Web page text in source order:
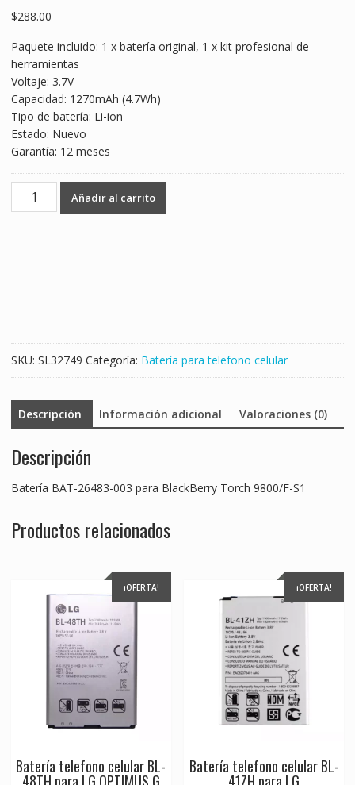
$288.00
Paquete incluido: 1 x batería original, 1 x kit profesional de
herramientas
Voltaje: 3.7V
Capacidad: 1270mAh (4.7Wh)
Tipo de batería: Li-ion
Estado: Nuevo
Garantía: 12 meses
Batería
telefono
9800/F-
S1
cantidad
Añadir al carrito
SKU: SL32749 Categoría: Batería para telefono celular
Descripción Información adicional Valoraciones (0)
Descripción
Batería BAT-26483-003 para BlackBerry Torch 9800/F-S1
Productos relacionados
¡OFERTA!
Batería telefono celular BL-
¡OFERTA!
Batería telefono celular BL-